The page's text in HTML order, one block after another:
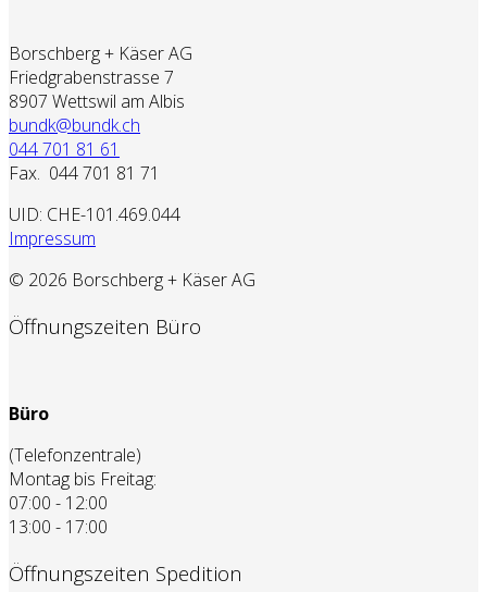
Borschberg + Käser AG
Friedgrabenstrasse 7
8907 Wettswil am Albis
bundk@bundk.ch
044 701 81 61
Fax. 044 701 81 71
UID: CHE-101.469.044
Impressum
© 2026 Borschberg + Käser AG
Öffnungszeiten Büro
Büro
(Telefonzentrale)
Montag bis Freitag:
07:00 - 12:00
13:00 - 17:00
Öffnungszeiten Spedition